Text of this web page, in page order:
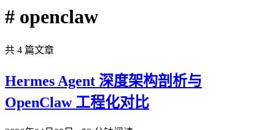
# openclaw
共 4 篇文章
Hermes Agent 深度架构剖析与
OpenClaw 工程化对比